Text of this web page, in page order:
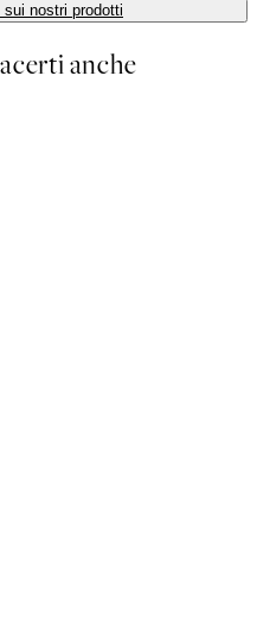
sui nostri prodotti
anche